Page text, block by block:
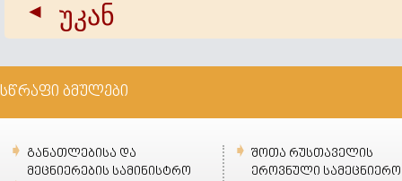
უკან
სწრაფი ბმულები
განათლებისა და
მეცნიერების სამინისტრო
შოთა რუსთაველის
ეროვნული სამეცნიერო